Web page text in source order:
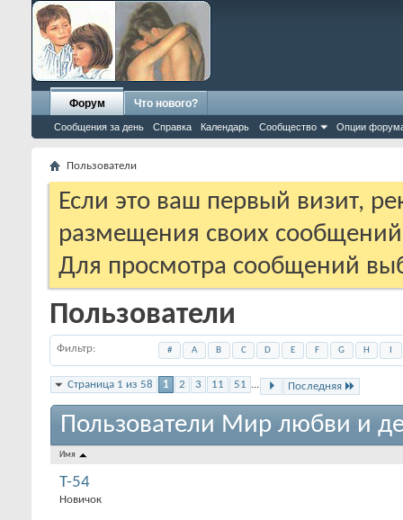
Форум
Сообщения за день Справка Календарь Сообщество Опции
Что нового?
Пользователи
Если это ваш первый визит,
размещения своих
Для просмотра сообщений
Пользователи
Фильтр # A B C D E F G H
Страница 1 из 58 1 2 3 11 51 ... Последняя
Пользователи Мир любви и
Имя
T-54
Новичок